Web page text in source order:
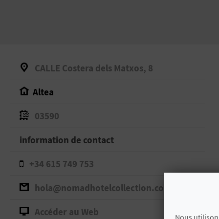
CALLE Costera dels Matxos, 8
Altea
03590
information de contact
+34 615 749 753
hola@nomadhotelcollection.com
Accéder au Web
Nous